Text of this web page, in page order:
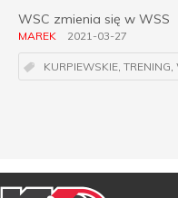
WSC zmienia się w WSS
MAREK 2021-03-27
KURPIEWSKIE, TRENING,